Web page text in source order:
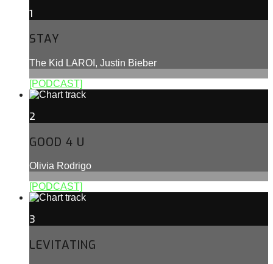
1
STAY
The Kid LAROI, Justin Bieber
[PODCAST]
2
GOOD 4 U
Olivia Rodrigo
[PODCAST]
3
LEVITATING